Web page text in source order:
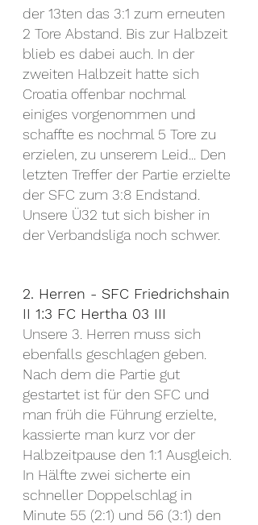
der 13ten das 3:1 zum erneuten
2 Tore Abstand. Bis zur Halbzeit
blieb es dabei auch. In der
zweiten Halbzeit hatte sich
Croatia offenbar nochmal
einiges vorgenommen und
schaffte es nochmal 5 Tore zu
erzielen, zu unserem Leid... Den
letzten Treffer der Partie erzielte
der SFC zum 3:8 Endstand.
Unsere Ü32 tut sich bisher in
der Verbandsliga noch schwer.
2. Herren - SFC Friedrichshain
II 1:3 FC Hertha 03 III
Unsere 3. Herren muss sich
ebenfalls geschlagen geben.
Nach dem die Partie gut
gestartet ist für den SFC und
man früh die Führung erzielte,
kassierte man kurz vor der
Halbzeitpause den 1:1 Ausgleich.
In Hälfte zwei sicherte ein
schneller Doppelschlag in
Minute 55 (2:1) und 56 (3:1) den